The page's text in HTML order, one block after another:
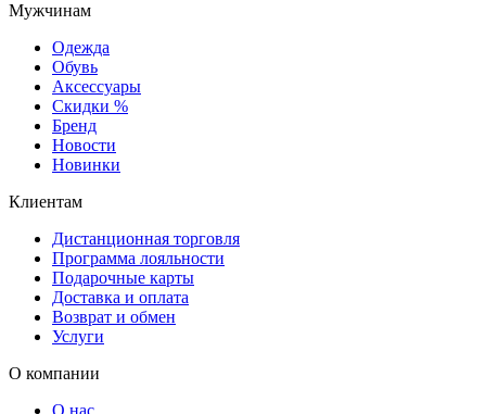
Мужчинам
Одежда
Обувь
Аксессуары
Скидки %
Бренд
Новости
Новинки
Клиентам
Дистанционная торговля
Программа лояльности
Подарочные карты
Доставка и оплата
Возврат и обмен
Услуги
О компании